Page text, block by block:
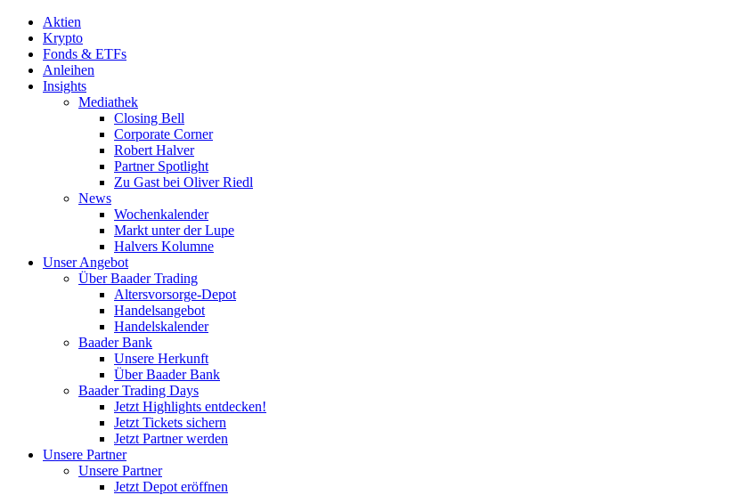
Aktien
Krypto
Fonds & ETFs
Anleihen
Insights
Mediathek
Closing Bell
Corporate Corner
Robert Halver
Partner Spotlight
Zu Gast bei Oliver Riedl
News
Wochenkalender
Markt unter der Lupe
Halvers Kolumne
Unser Angebot
Über Baader Trading
Altersvorsorge-Depot
Handelsangebot
Handelskalender
Baader Bank
Unsere Herkunft
Über Baader Bank
Baader Trading Days
Jetzt Highlights entdecken!
Jetzt Tickets sichern
Jetzt Partner werden
Unsere Partner
Unsere Partner
Jetzt Depot eröffnen